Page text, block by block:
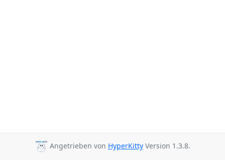
Angetrieben von HyperKittyVersion 1.3.8.